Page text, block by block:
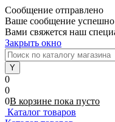
Сообщение отправлено
Ваше сообщение
Вами свяжется наш
Закрыть окно
0
0
0В корзине пока пусто
Каталог товаров